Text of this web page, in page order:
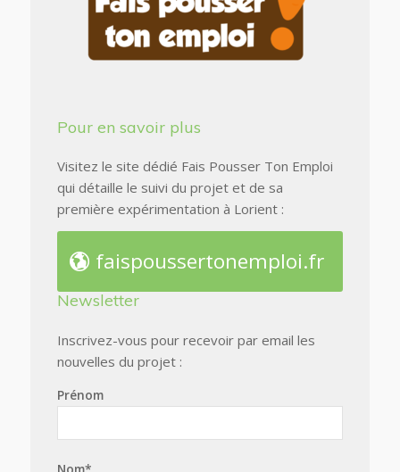
Pour en savoir plus
Visitez le site dédié Fais Pousser Ton Emploi
qui détaille le suivi du projet et de sa
première expérimentation à Lorient :
faispoussertonemploi.fr
Newsletter
Inscrivez-vous pour recevoir par email les
nouvelles du projet :
Prénom
Nom*